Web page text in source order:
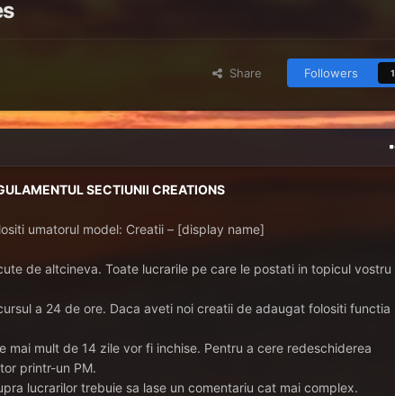
Share Followers 1
SECTIUNII CREATIONS
umatorul model: Creatii – [display name]
de altcineva. Toate lucrarile pe care le postati in topicul vostru
a 24 de ore. Daca aveti noi creatii de adaugat folositi functia
mai mult de 14 zile vor fi inchise. Pentru a cere redeschiderea
printr-un PM.
lucrarilor trebuie sa lase un comentariu cat mai complex.